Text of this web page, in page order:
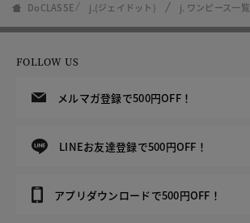
DoCLASSE j.(ジェイドット) j. ワンピース一覧
FOLLOW US
メルマガ登録で500円OFF！
LINEお友達登録で500円OFF！
アプリダウンロードで500円OFF！